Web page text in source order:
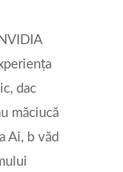
dac
măciucă
Ai, b văd